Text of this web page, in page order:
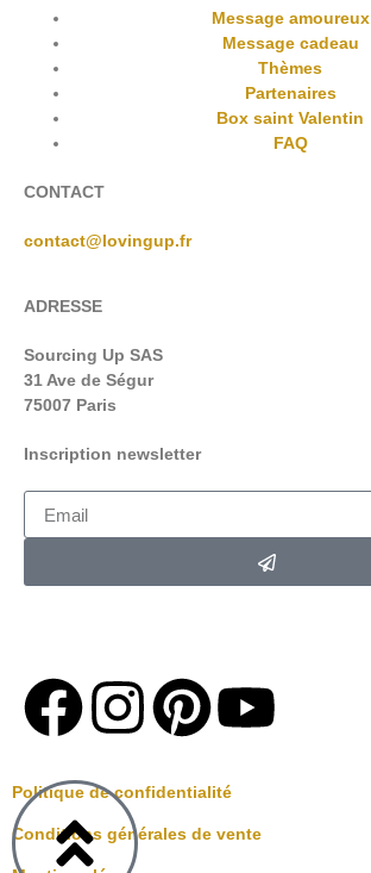
Message amoureux
Message cadeau
Thèmes
Partenaires
Box saint Valentin
FAQ
CONTACT
contact@lovingup.fr
ADRESSE
Sourcing Up SAS
31 Ave de Ségur
75007 Paris
Inscription newsletter
Politique de confidentialité
Conditions générales de vente